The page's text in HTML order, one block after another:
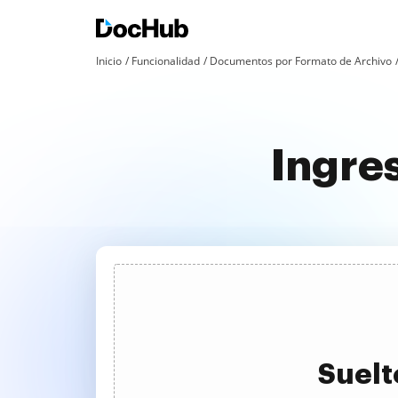
Inicio Funcionalidad Documentos por Formato de Archivo